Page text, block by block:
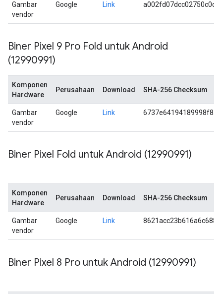
Gambar
vendor
Google Link
Biner Pixel 9 Pro Fold untuk Android
(12990991)
Komponen
Hardware
Perusahaan Download SHA-256 Checksum
Gambar
vendor
Google Link
Biner Pixel Fold untuk Android (12990991)
Komponen
Hardware
Perusahaan Download SHA-256 Checksum
Gambar
vendor
Google Link
Biner Pixel 8 Pro untuk Android (12990991)